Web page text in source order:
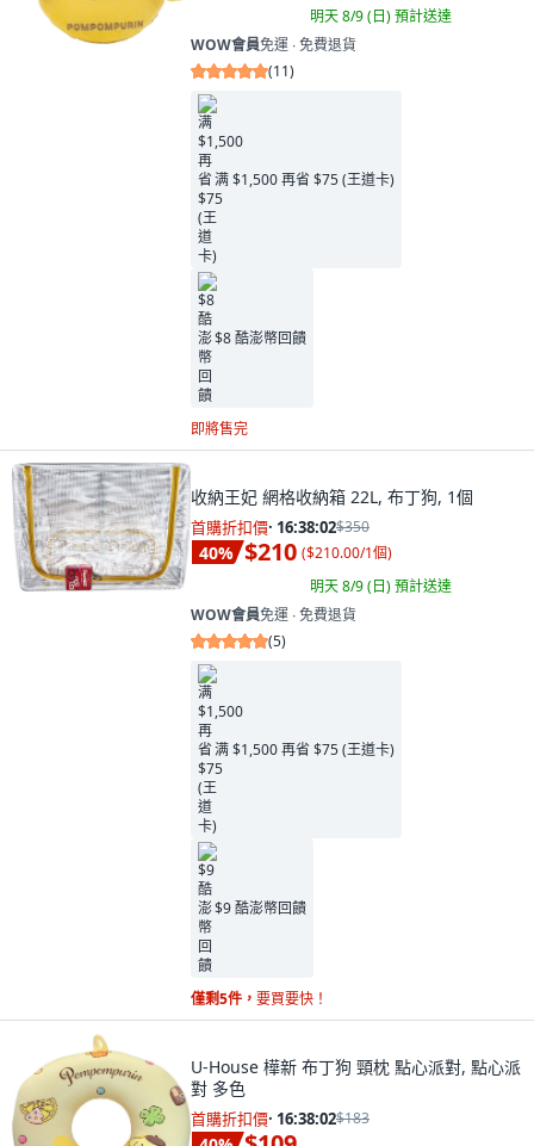
明天 8/9 (日)預計送達
WOW會員免運 ∙ 免費退貨
(11)
满 $1,500 再省 $75 (王道卡)
$8 酷澎幣回饋
即將售完
收納王妃 網格收納箱 22L, 布丁狗, 1個
首購折扣價· 16:38:00$350
40% $210 ($210.00/1個)
明天 8/9 (日)預計送達
WOW會員免運 ∙ 免費退貨
(5)
满 $1,500 再省 $75 (王道卡)
$9 酷澎幣回饋
僅剩5件， 要買要快！
U-House 樺新 布丁狗 頸枕 點心派對, 點心派
對 多色
首購折扣價· 16:38:00$183